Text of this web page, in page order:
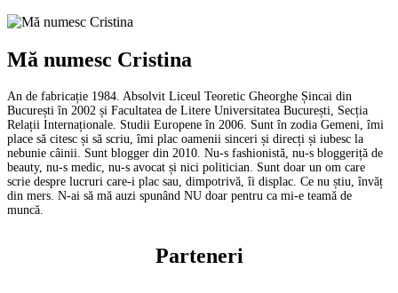
Mă numesc Cristina
An de fabricație 1984. Absolvit Liceul Teoretic Gheorghe Șincai din
București în 2002 și Facultatea de Litere Universitatea București, Secția
Relații Internaționale. Studii Europene în 2006. Sunt în zodia Gemeni, îmi
place să citesc și să scriu, îmi plac oamenii sinceri și direcți și iubesc la
nebunie câinii. Sunt blogger din 2010. Nu-s fashionistă, nu-s bloggeriță de
beauty, nu-s medic, nu-s avocat și nici politician. Sunt doar un om care
scrie despre lucruri care-i plac sau, dimpotrivă, îi displac. Ce nu știu, învăț
din mers. N-ai să mă auzi spunând NU doar pentru ca mi-e teamă de
muncă.
Parteneri